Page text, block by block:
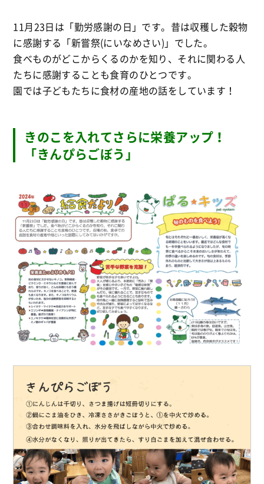
11月23日は「勤労感謝の日」です。昔は収穫した穀物
に感謝する「新嘗祭(にいなめさい)」でした。
食べものがどこからくるのかを知り、それに関わる人
たちに感謝することも食育のひとつです。
園では子どもたちに食材の産地の話をしています！
きのこを入れてさらに栄養アップ！
「きんぴらごぼう」